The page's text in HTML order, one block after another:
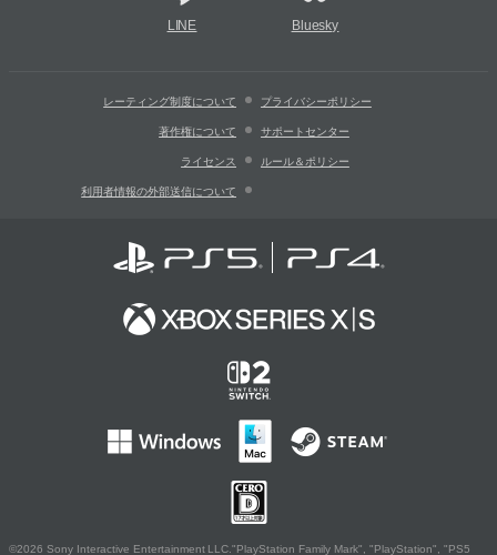
LINE Bluesky
レーティング制度について プライバシーポリシー
著作権について サポートセンター
ライセンス ルール＆ポリシー
利用者情報の外部送信について
©2026 Sony Interactive Entertainment LLC."PlayStation Family Mark", "PlayStation", "PS5